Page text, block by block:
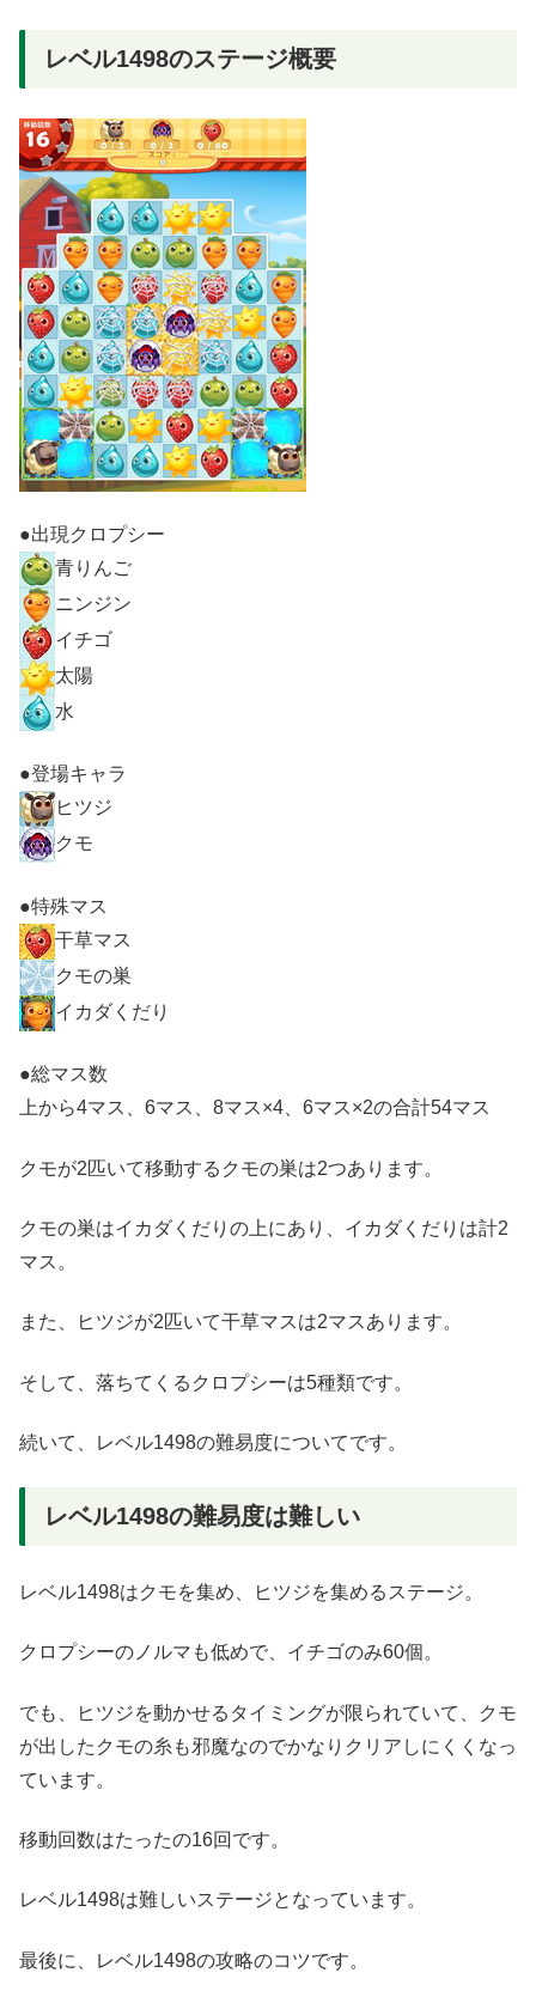
レベル1498のステージ概要
●出現クロプシー
青りんご
ニンジン
イチゴ
太陽
水
●登場キャラ
ヒツジ
クモ
●特殊マス
干草マス
クモの巣
イカダくだり
●総マス数
上から4マス、6マス、8マス×4、6マス×2の合計54マス
クモが2匹いて移動するクモの巣は2つあります。
クモの巣はイカダくだりの上にあり、イカダくだりは計2
マス。
また、ヒツジが2匹いて干草マスは2マスあります。
そして、落ちてくるクロプシーは5種類です。
続いて、レベル1498の難易度についてです。
レベル1498の難易度は難しい
レベル1498はクモを集め、ヒツジを集めるステージ。
クロプシーのノルマも低めで、イチゴのみ60個。
でも、ヒツジを動かせるタイミングが限られていて、クモ
が出したクモの糸も邪魔なのでかなりクリアしにくくなっ
ています。
移動回数はたったの16回です。
レベル1498は難しいステージとなっています。
最後に、レベル1498の攻略のコツです。